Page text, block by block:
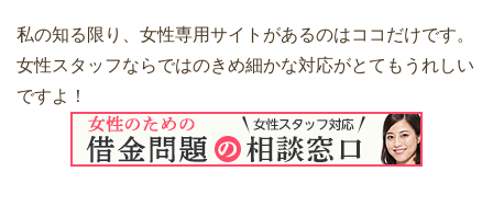
私の知る限り、女性専用サイトがあるのはココだけです。
女性スタッフならではのきめ細かな対応がとてもうれしい
ですよ！